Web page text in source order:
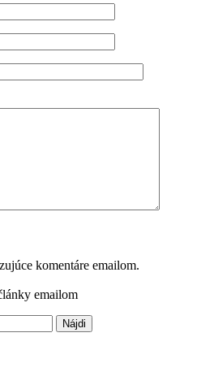
komentáre emailom.
emailom